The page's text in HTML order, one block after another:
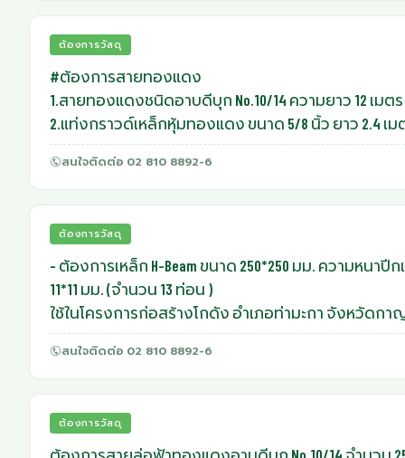
2.แท่งกราวด์เหล็กหุ้มทองแดงขนาด 5/8" ยาว 2.4 เมตร
ต้องการวัสดุ
#ต้องการสายทองแดง
1.สายทองแดงชนิดอาบดีบุก No.10/14 ความยาว 12 เมตร
2.แท่งกราวด์เหล็กหุ้มทองแดง ขนาด 5/8 นิ้ว ยาว 2.4 เม
ใช้ในไซต์งาน อ.ปะนาเระ จ.ปัตตานี
สนใจติดต่อ 02 810 8892-6
ต้องการวัสดุ
- ต้องการเหล็ก H-Beam ขนาด 250*250 มม. ความหนาปี
11*11 มม. (จำนวน 13 ท่อน )
ใช้ในโครงการก่อสร้างโกดัง อำเภอท่ามะกา จังหวัดก
สนใจติดต่อ 02 810 8892-6
ต้องการวัสดุ
ต้องการสายล่อฟ้าทองแดงอาบดีบุก No.10/14 จำนวน